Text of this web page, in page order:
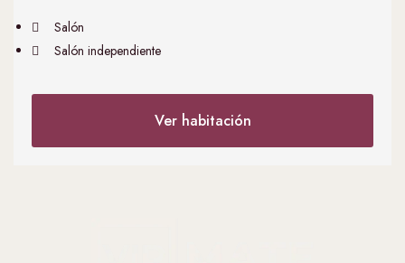
Salón
Salón independiente
Ver habitación